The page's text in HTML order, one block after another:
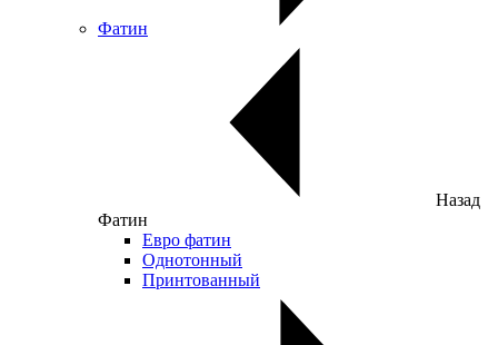
Фатин
Назад
Фатин
Евро фатин
Однотонный
Принтованный